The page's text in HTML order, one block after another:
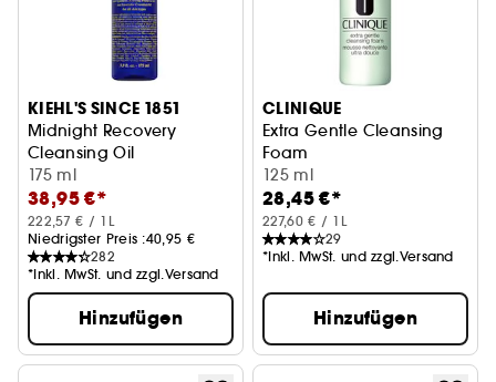
KIEHL'S SINCE 1851
Midnight Recovery
Cleansing Oil
Reinigungsöl
175 ml
38,95 €*
222,57 € / 1L
Niedrigster Preis :40,95 €
282
*Inkl. MwSt. und zzgl.Versand
Hinzufügen
CLINIQUE
Extra Gentle Cleansing
Foam
125 ml
28,45 €*
227,60 € / 1L
29
*Inkl. MwSt. und zzgl.Versand
Hinzufügen